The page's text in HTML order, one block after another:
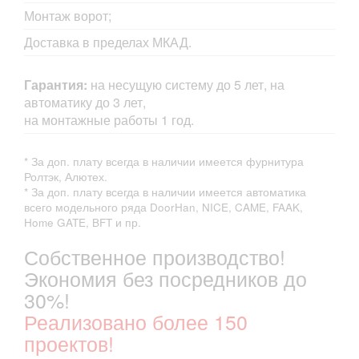
Монтаж ворот;
Доставка в пределах МКАД.
Гарантия: на несущую систему до 5 лет, на
автоматику до 3 лет,
на монтажные работы 1 год.
* За доп. плату всегда в наличии имеется фурнитура
Ролтэк, Алютех.
* За доп. плату всегда в наличии имеется автоматика
всего модельного ряда DoorHan, NICE, CAME, FAAK,
Home GATE, BFT и пр.
Собственное производство!
Экономия без посредников до
30%!
Реализовано более 150
проектов!